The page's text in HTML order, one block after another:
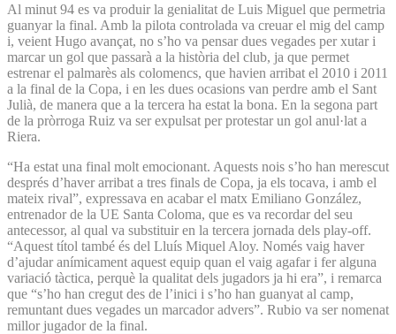
Al minut 94 es va produir la genialitat de Luis Miguel que permetria
guanyar la final. Amb la pilota controlada va creuar el mig del camp
i, veient Hugo avançat, no s’ho va pensar dues vegades per xutar i
marcar un gol que passarà a la història del club, ja que permet
estrenar el palmarès als colomencs, que havien arribat el 2010 i 2011
a la final de la Copa, i en les dues ocasions van perdre amb el Sant
Julià, de manera que a la tercera ha estat la bona. En la segona part
de la pròrroga Ruiz va ser expulsat per protestar un gol anul·lat a
Riera.
“Ha estat una final molt emocionant. Aquests nois s’ho han merescut
després d’haver arribat a tres finals de Copa, ja els tocava, i amb el
mateix rival”, expressava en acabar el matx Emiliano González,
entrenador de la UE Santa Coloma, que es va recordar del seu
antecessor, al qual va substituir en la tercera jornada dels play-off.
“Aquest títol també és del Lluís Miquel Aloy. Només vaig haver
d’ajudar anímicament aquest equip quan el vaig agafar i fer alguna
variació tàctica, perquè la qualitat dels jugadors ja hi era”, i remarca
que “s’ho han cregut des de l’inici i s’ho han guanyat al camp,
remuntant dues vegades un marcador advers”. Rubio va ser nomenat
millor jugador de la final.